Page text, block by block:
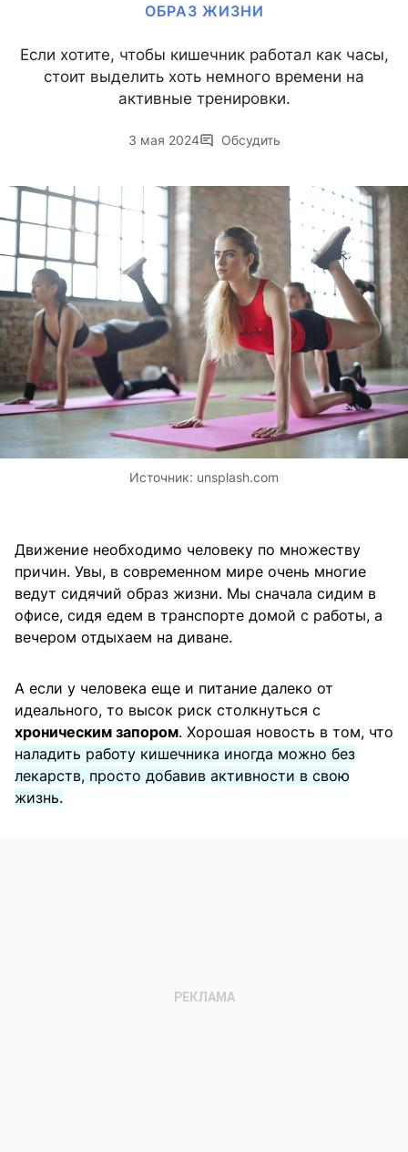
ОБРАЗ ЖИЗНИ
Если хотите, чтобы кишечник работал как часы,
стоит выделить хоть немного времени на
активные тренировки.
3 мая 2024 Обсудить
Источник: unsplash.com
Движение необходимо человеку по множеству
причин. Увы, в современном мире очень многие
ведут сидячий образ жизни. Мы сначала сидим в
офисе, сидя едем в транспорте домой с работы, а
вечером отдыхаем на диване.
А если у человека еще и питание далеко от
идеального, то высок риск столкнуться с
хроническим запором. Хорошая новость в том, что
наладить работу кишечника иногда можно без
лекарств, просто добавив активности в свою
жизнь.